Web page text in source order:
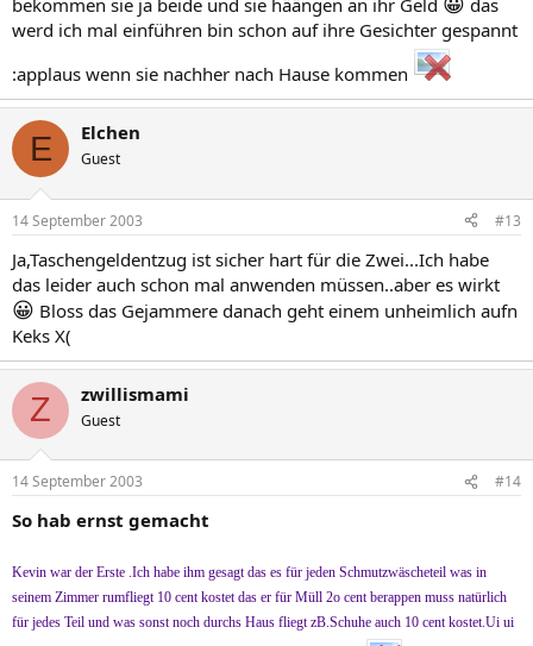
bekommen sie ja beide und sie häängen an ihr Geld
das
werd ich mal einführen bin schon auf ihre Gesichter gespannt
:applaus wenn sie nachher nach Hause kommen
E Elchen
Guest
14 September 2003 #13
Ja,Taschengeldentzug ist sicher hart für die Zwei...Ich habe
das leider auch schon mal anwenden müssen..aber es wirkt
😀 Bloss das Gejammere danach geht einem unheimlich aufn
Keks X(
Z zwillismami
Guest
14 September 2003 #14
So hab ernst gemacht
Kevin war der Erste .Ich habe ihm gesagt das es für jeden Schmutzwäscheteil was in
seinem Zimmer rumfliegt 10 cent kostet das er für Müll 2o cent berappen muss natürlich
für jedes Teil und was sonst noch durchs Haus fliegt zB.Schuhe auch 10 cent kostet.Ui ui